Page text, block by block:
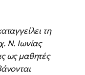
τη
Ν. Ιωνίας
ως μαθητές